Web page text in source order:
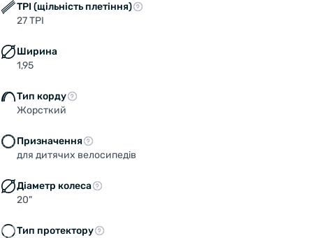
TPI (щільність плетіння)
27 TPI
Ширина
1,95
Тип корду
Жорсткий
Призначення
для дитячих велосипедів
Діаметр колеса
20"
Тип протектору